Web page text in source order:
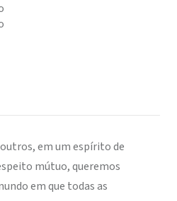
em um espírito de
mútuo, queremos
em que todas as